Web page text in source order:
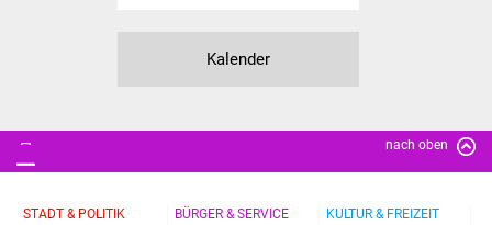
Freundeskreis Asyl
Kalender
nach oben
STADT & POLITIK BÜRGER & SERVICE KULTUR & FREIZEIT